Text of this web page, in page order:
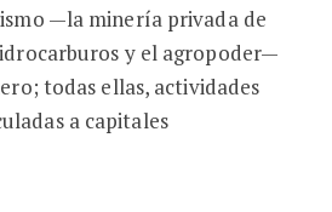
—la minería privada de
y el agropoder—
todas ellas, actividades
a capitales